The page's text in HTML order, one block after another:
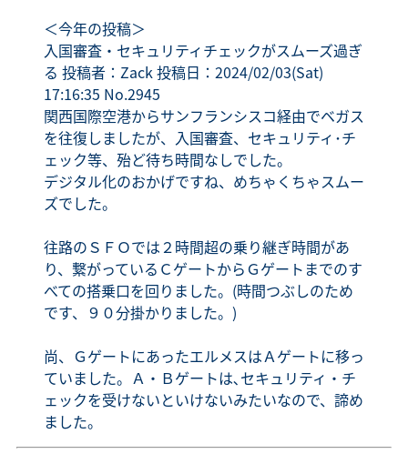
＜今年の投稿＞
入国審査・セキュリティチェックがスムーズ過ぎ
る 投稿者：Zack 投稿日：2024/02/03(Sat)
17:16:35 No.2945
関西国際空港からサンフランシスコ経由でベガス
を往復しましたが、入国審査、セキュリティ･チ
ェック等、殆ど待ち時間なしでした。
デジタル化のおかげですね、めちゃくちゃスムー
ズでした。
往路のＳＦＯでは２時間超の乗り継ぎ時間があ
り、繋がっているＣゲートからＧゲートまでのす
べての搭乗口を回りました。(時間つぶしのため
です、９０分掛かりました。)
尚、ＧゲートにあったエルメスはＡゲートに移っ
ていました。Ａ・Ｂゲートは､セキュリティ・チ
ェックを受けないといけないみたいなので、諦め
ました。